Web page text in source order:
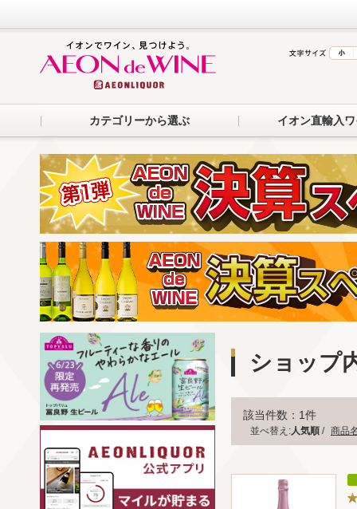
カテゴリーから選ぶ イオン直輸入
ショップ
該当件数：1件
並べ替え:人気順 / 商品